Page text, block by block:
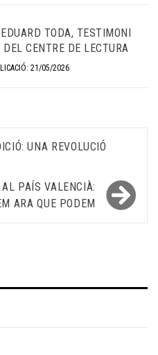
TODA, TESTIMONI
CENTRE DE LECTURA
21/05/2026
UNA REVOLUCIÓ
PAÍS VALENCIÀ:
ARA QUE PODEM